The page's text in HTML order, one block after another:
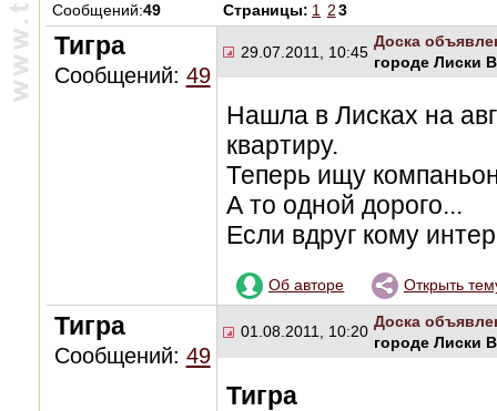
Сообщений:49 Страницы: 1 2 3
Тигра
Сообщений: 49
29.07.2011, 10:45
Доска
городе Лиски
Нашла в Лисках на
квартиру.
Теперь ищу
А то одной дорого...
Если вдруг кому
Об авторе Открыть
Тигра
Сообщений: 49
01.08.2011, 10:20
Доска
городе Лиски
Тигра